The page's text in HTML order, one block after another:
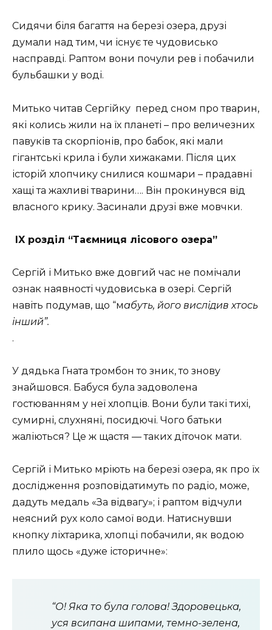
Сидячи біля багаття на березі озера, друзі
думали над тим, чи існує те чудовисько
насправді. Раптом вони почули рев і побачили
бульбашки у воді.
Митько читав Сергійку перед сном про тварин,
які колись жили на їх планеті – про величезних
павуків та скорпіонів, про бабок, які мали
гігантські крила і були хижаками. Після цих
історій хлопчику снилися кошмари – прадавні
хащі та жахливі тварини…. Він прокинувся від
власного крику. Засинали друзі вже мовчки.
IX розділ “Таємниця лісового озера”
Сергій і Митько вже довгий час не помічали
ознак наявності чудовиська в озері. Сергій
навіть подумав, що “мабуть, його вислідив хтось
інший”.
.
У дядька Гната тромбон то зник, то знову
знайшовся. Бабуся була задоволена
гостюванням у неї хлопців. Вони були такі тихі,
сумирні, слухняні, посидючі. Чого батьки
жаліються? Це ж щастя — таких діточок мати.
Сергій і Митько мріють на березі озера, як про їх
дослідження розповідатимуть по радіо, може,
дадуть медаль «За відвагу»; і раптом відчули
неясний рух коло самої води. Натиснувши
кнопку ліхтарика, хлопці побачили, як водою
плило щось «дуже історичне»:
“О! Яка то була голова! Здоровецька,
уся всипана шипами, темно-зелена,